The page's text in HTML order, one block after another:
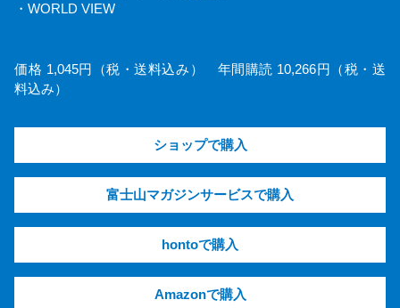
・WORLD VIEW
価格 1,045円（税・送料込み） 年間購読 10,266円（税・送
料込み）
ショップで購入
富士山マガジンサービスで購入
hontoで購入
Amazonで購入